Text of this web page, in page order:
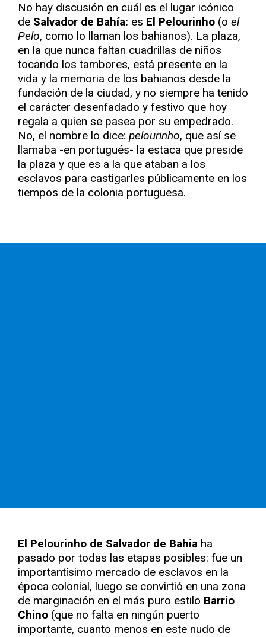
No hay discusión en cuál es el lugar icónico
de Salvador de Bahía: es El Pelourinho (o el
Pelo, como lo llaman los bahianos). La plaza,
en la que nunca faltan cuadrillas de niños
tocando los tambores, está presente en la
vida y la memoria de los bahianos desde la
fundación de la ciudad, y no siempre ha tenido
el carácter desenfadado y festivo que hoy
regala a quien se pasea por su empedrado.
No, el nombre lo dice: pelourinho, que así se
llamaba -en portugués- la estaca que preside
la plaza y que es a la que ataban a los
esclavos para castigarles públicamente en los
tiempos de la colonia portuguesa.
El Pelourinho de Salvador de Bahia ha
pasado por todas las etapas posibles: fue un
importantísimo mercado de esclavos en la
época colonial, luego se convirtió en una zona
de marginación en el más puro estilo Barrio
Chino (que no falta en ningún puerto
importante, cuanto menos en este nudo de